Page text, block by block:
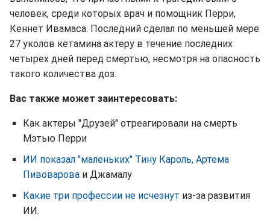
человек, среди которых врач и помощник Перри,
Кеннет Ивамаса. Последний сделал по меньшей мере
27 уколов кетамина актеру в течение последних
четырех дней перед смертью, несмотря на опасность
такого количества доз.
Вас также может заинтересовать:
Как актеры "Друзей" отреагировали на смерть
Мэтью Перри
ИИ показал "маленьких" Тину Кароль, Артема
Пивоварова и Джамалу
Какие три профессии не исчезнут из-за развития
ИИ.